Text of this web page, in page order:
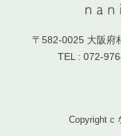
〒582-0025 大阪府
TEL : 072-
Copyright c